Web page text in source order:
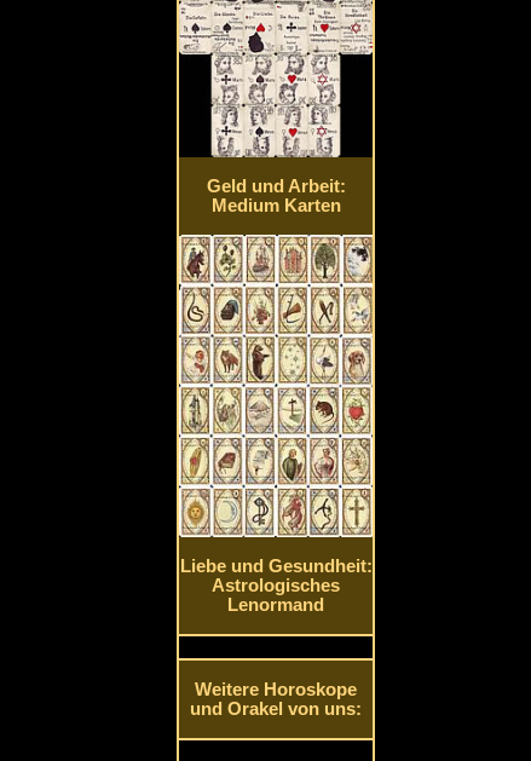
Geld und Arbeit:
Medium Karten
Liebe und Gesundheit:
Astrologisches
Lenormand
Weitere Horoskope
und Orakel von uns: